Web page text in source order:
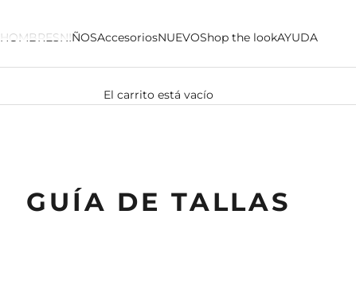
HOMBRESNIÑOSAccesoriosNUEVOShop the lookAYUDA
El carrito está vacío
GUÍA DE TALLAS